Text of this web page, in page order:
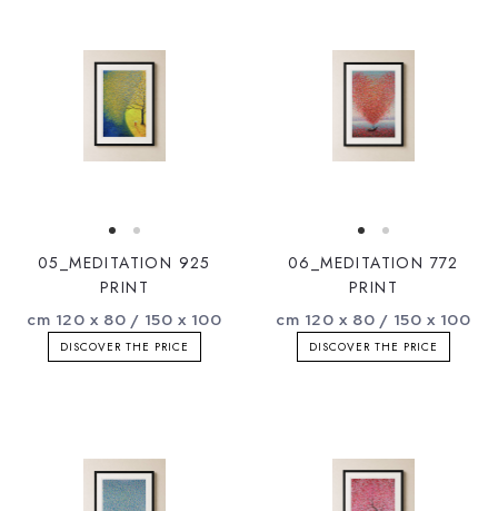
05_MEDITATION 925
PRINT
cm 120 x 80 / 150 x 100
DISCOVER THE PRICE
06_MEDITATION 772
PRINT
cm 120 x 80 / 150 x 100
DISCOVER THE PRICE